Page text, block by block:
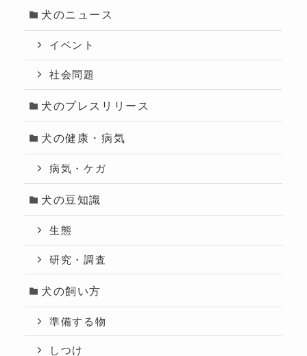
犬のニュース
イベント
社会問題
犬のプレスリリース
犬の健康・病気
病気・ケガ
犬の豆知識
生態
研究・調査
犬の飼い方
準備する物
しつけ